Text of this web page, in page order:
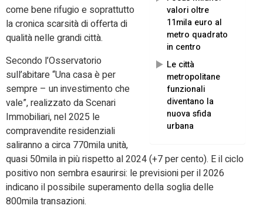
valori oltre
11mila euro al
metro quadrato
in centro
Le città
metropolitane
funzionali
diventano la
nuova sfida
urbana
come bene rifugio e soprattutto
la cronica scarsità di offerta di
qualità nelle grandi città.
Secondo l’Osservatorio
sull’abitare “Una casa è per
sempre – un investimento che
vale”, realizzato da Scenari
Immobiliari, nel 2025 le
compravendite residenziali
saliranno a circa 770mila unità,
quasi 50mila in più rispetto al 2024 (+7 per cento). E il ciclo
positivo non sembra esaurirsi: le previsioni per il 2026
indicano il possibile superamento della soglia delle
800mila transazioni.